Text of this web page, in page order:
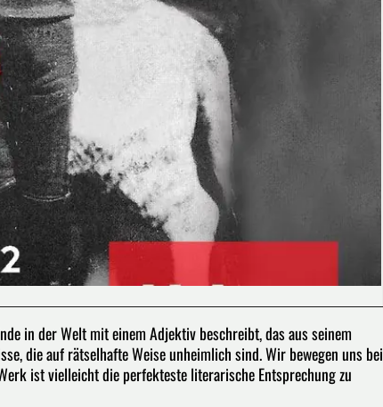
in der Welt mit einem Adjektiv beschreibt, das aus seinem
die auf rätselhafte Weise unheimlich sind. Wir bewegen uns bei
ist vielleicht die perfekteste literarische Entsprechung zu